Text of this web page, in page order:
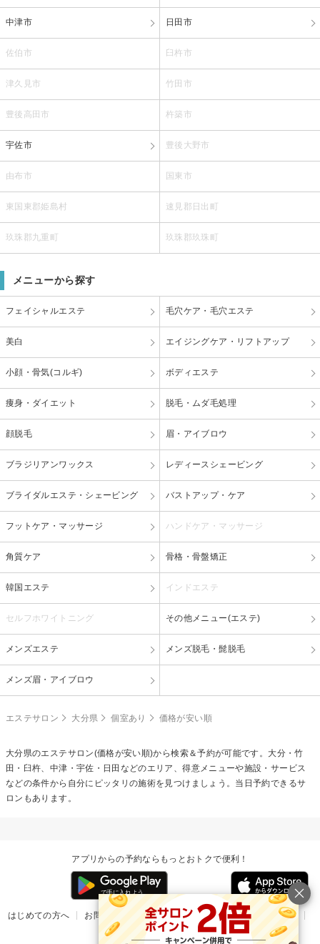
中津市 日田市
佐伯市 臼杵市
津久見市 竹田市
豊後高田市 杵築市
宇佐市 豊後大野市
由布市 国東市
東国東郡姫島村 速見郡日出町
玖珠郡九重町 玖珠郡玖珠町
メニューから探す
フェイシャルエステ 毛穴ケア・毛穴エステ
美白 エイジングケア・リフトアップ
小顔・骨気(コルギ) ボディエステ
痩身・ダイエット 脱毛・ムダ毛処理
顔脱毛 眉・アイブロウ
ブラジリアンワックス レディースシェービング
ブライダルエステ・シェービング バストアップ・ケア
フットケア・マッサージ ハンドケア・マッサージ
角質ケア 骨格・骨盤矯正
韓国エステ インドエステ
セルフホワイトニング その他メニュー(エステ)
メンズエステ メンズ脱毛・髭脱毛
メンズ眉・アイブロウ
エステサロン 大分県 個室あり 価格が安い順
大分県のエステサロン(価格が安い順)から検索＆予約が可能です。大分・竹
田・臼杵、中津・宇佐・日田などのエリア、得意メニューや施設・サービス
などの条件から自分にピッタリの施術を見つけましょう。当日予約できるサ
ロンもあります。
アプリからの予約ならもっとおトクで便利！
はじめての方へ お問い合わせ ヘルプ リリース情報
利用規約
掲載ご希望のサロン様